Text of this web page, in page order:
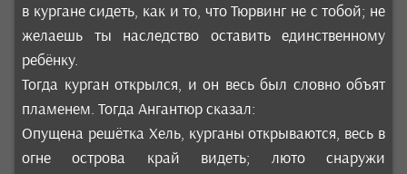
в кургане сидеть, как и то, что Тюрвинг не с тобой; не
желаешь ты наследство оставить единственному
ребёнку.
Тогда курган открылся, и он весь был словно объят
пламенем. Тогда Ангантюр сказал:
Опущена решётка Хель, курганы открываются, весь в
огне острова край видеть; люто снаружи